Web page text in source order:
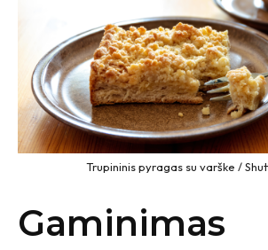
Trupininis pyragas su varške /
Gaminimas